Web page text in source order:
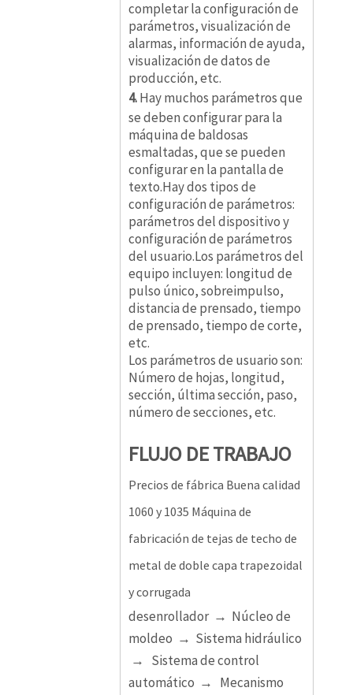
completar la configuración de
parámetros, visualización de
alarmas, información de ayuda,
visualización de datos de
producción, etc.
4.Hay muchos parámetros que
se deben configurar para la
máquina de baldosas
esmaltadas, que se pueden
configurar en la pantalla de
texto.Hay dos tipos de
configuración de parámetros:
parámetros del dispositivo y
configuración de parámetros
del usuario.Los parámetros del
equipo incluyen: longitud de
pulso único, sobreimpulso,
distancia de prensado, tiempo
de prensado, tiempo de corte,
etc.
Los parámetros de usuario son:
Número de hojas, longitud,
sección, última sección, paso,
número de secciones, etc.
FLUJO DE TRABAJO
Precios de fábrica Buena calidad
1060 y 1035 Máquina de
fabricación de tejas de techo de
metal de doble capa trapezoidal
y corrugada
desenrollador → Núcleo de
moldeo → Sistema hidráulico
→ Sistema de control
automático → Mecanismo